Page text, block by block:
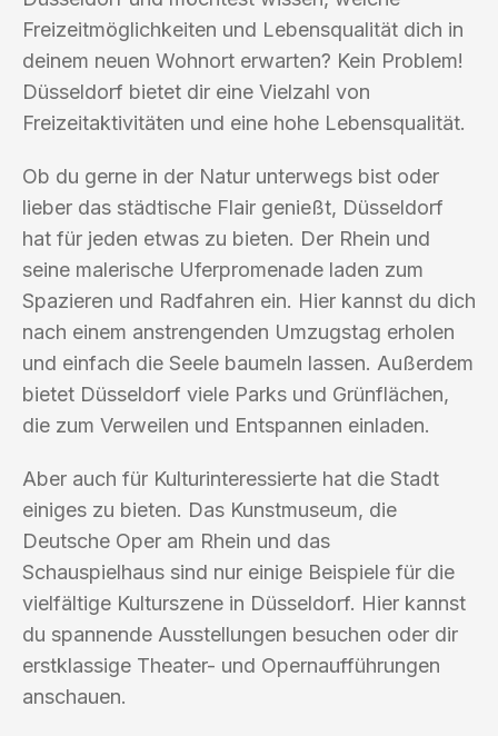
Freizeitmöglichkeiten und Lebensqualität dich in
deinem neuen Wohnort erwarten? Kein Problem!
Düsseldorf bietet dir eine Vielzahl von
Freizeitaktivitäten und eine hohe Lebensqualität.
Ob du gerne in der Natur unterwegs bist oder
lieber das städtische Flair genießt, Düsseldorf
hat für jeden etwas zu bieten. Der Rhein und
seine malerische Uferpromenade laden zum
Spazieren und Radfahren ein. Hier kannst du dich
nach einem anstrengenden Umzugstag erholen
und einfach die Seele baumeln lassen. Außerdem
bietet Düsseldorf viele Parks und Grünflächen,
die zum Verweilen und Entspannen einladen.
Aber auch für Kulturinteressierte hat die Stadt
einiges zu bieten. Das Kunstmuseum, die
Deutsche Oper am Rhein und das
Schauspielhaus sind nur einige Beispiele für die
vielfältige Kulturszene in Düsseldorf. Hier kannst
du spannende Ausstellungen besuchen oder dir
erstklassige Theater- und Opernaufführungen
anschauen.